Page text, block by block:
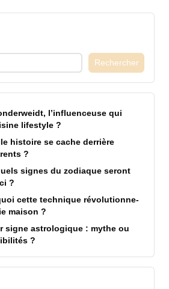
Rechercher
l’influenceuse qui
lifestyle ?
histoire se cache derrière
?
signes du zodiaque seront
?
cette technique révolutionne-
maison ?
signe astrologique : mythe ou
?